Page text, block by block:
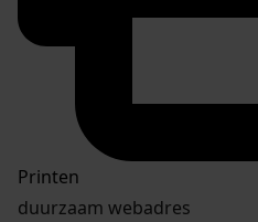
Printen
duurzaam webadres